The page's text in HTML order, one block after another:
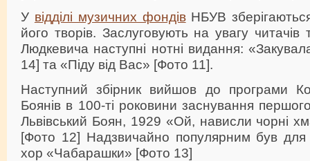
У відділі музичних фондівНБУВ
його творів. Заслуговують на увагу читачів
Людкевича наступні нотні видання:
14] та «Піду від Вас» [Фото 11].
Наступний збірник вийшов до програми
Боянів в 100-ті роковини заснування
Львівський Боян, 1929 «Ой, нависли чорні
[Фото 12] Надзвичайно популярним був для
хор «Чабарашки» [Фото 13]